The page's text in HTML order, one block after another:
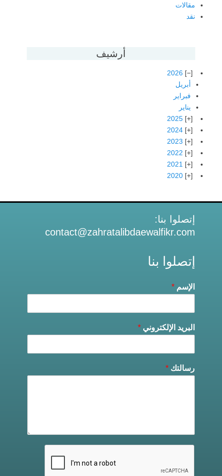
مقالات
نقد
أرشيف
2026
أبريل
فبراير
يناير
2025
2024
2023
2022
2021
2020
إتصلوا بنا:
contact@zahratalibdaewalfikr.com
إتصلوا بنا
الإسم *
البريد الإلكتروني *
رسالتك *